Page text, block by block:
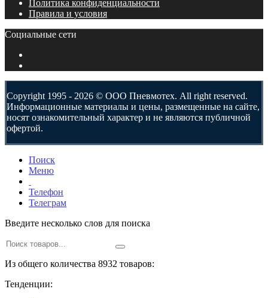
Политика конфиденциальности
Правила и условия
Социальные сети
Copyright 1995 - 2026 © ООО Пневмотех. All right reserved.
Информационные материалы и цены, размещенные на сайте,
носят ознакомительный характер и не являются публичной
офертой.
Поиск
Меню
Телефон
Телеграм
Введите несколько слов для поиска
Из общего количества 8932 товаров:
Тенденции: